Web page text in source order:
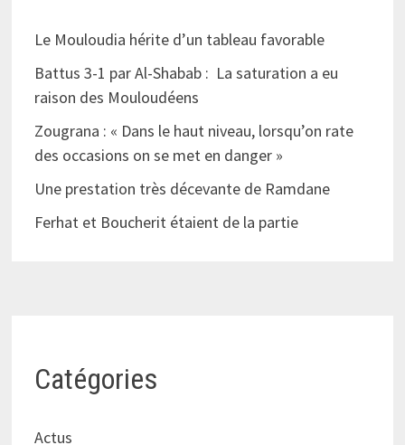
Le Mouloudia hérite d’un tableau favorable
Battus 3-1 par Al-Shabab : La saturation a eu
raison des Mouloudéens
Zougrana : « Dans le haut niveau, lorsqu’on rate
des occasions on se met en danger »
Une prestation très décevante de Ramdane
Ferhat et Boucherit étaient de la partie
Catégories
Actus